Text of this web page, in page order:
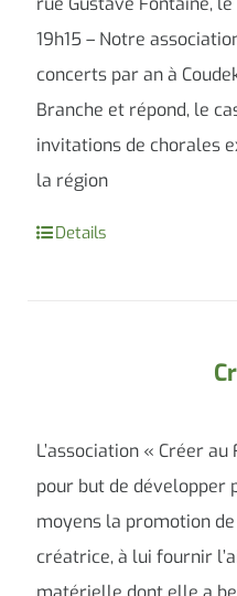
19h15 – Notre
concerts par an à
Branche et répond, le
invitations de chorales
la région
Details
L’association « Créer au
pour but de développer
moyens la promotion
créatrice, à lui fournir